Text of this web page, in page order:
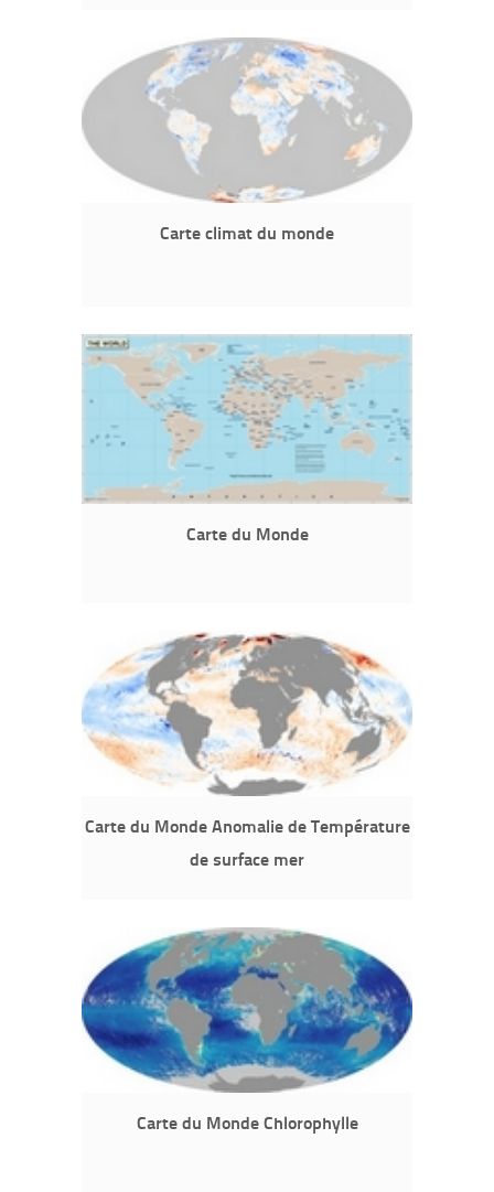
Carte climat du monde
Carte du Monde
Carte du Monde Anomalie de Température
de surface mer
Carte du Monde Chlorophylle